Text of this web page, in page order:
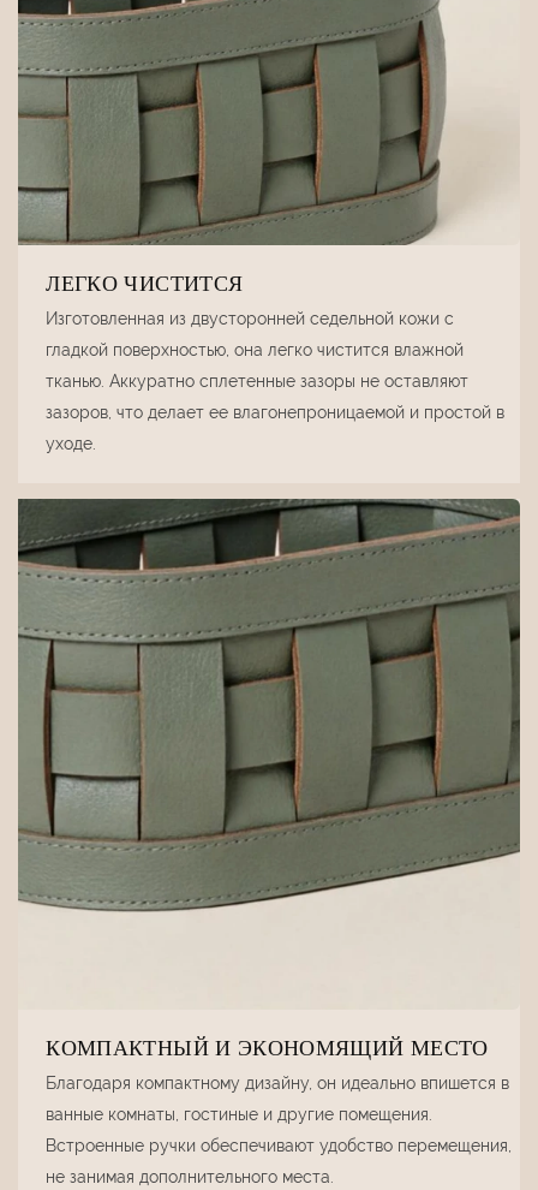
ЛЕГКО ЧИСТИТСЯ
Изготовленная из двусторонней седельной кожи с
гладкой поверхностью, она легко чистится влажной
тканью. Аккуратно сплетенные зазоры не оставляют
зазоров, что делает ее влагонепроницаемой и простой в
уходе.
КОМПАКТНЫЙ И ЭКОНОМЯЩИЙ МЕСТО
Благодаря компактному дизайну, он идеально впишется в
ванные комнаты, гостиные и другие помещения.
Встроенные ручки обеспечивают удобство перемещения,
не занимая дополнительного места.